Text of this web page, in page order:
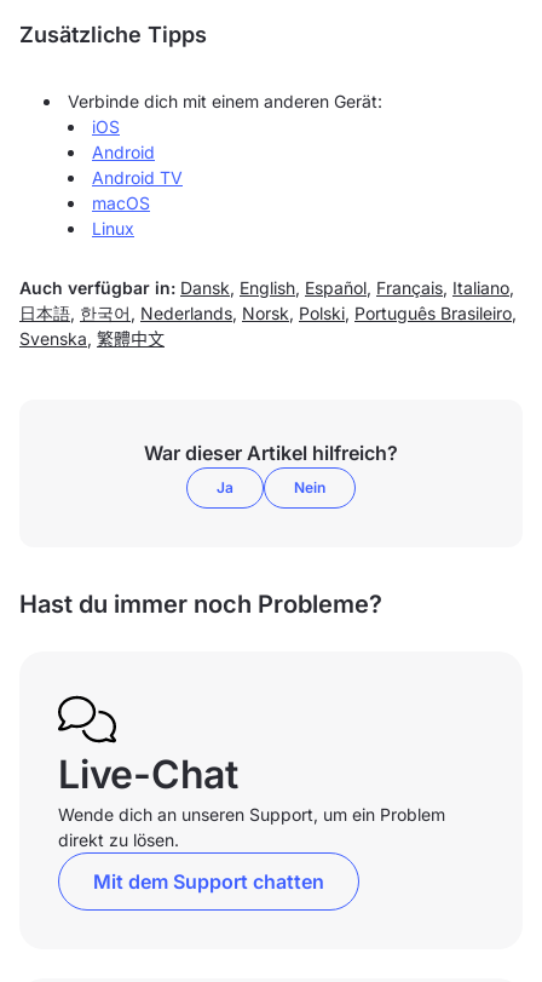
Zusätzliche Tipps
Verbinde dich mit einem anderen Gerät:
iOS
Android
Android TV
macOS
Linux
Auch verfügbar in: Dansk, English, Español, Français, Italiano,
日本語, 한국어 , Nederlands, Norsk, Polski, Português Brasileiro,
Svenska, 繁體中文
War dieser Artikel hilfreich?
Ja Nein
Hast du immer noch Probleme?
Live-Chat
Wende dich an unseren Support, um ein Problem
direkt zu lösen.
Mit dem Support chatten